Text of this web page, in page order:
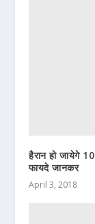
हैरान हो जायेगे
फायदे जानकर
April 3, 2018